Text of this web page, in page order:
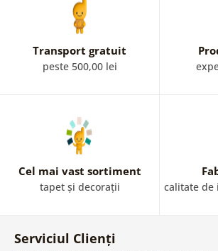
Transport gratuit
peste 500,00 lei
Cel mai vast sortiment
tapet și decorații calitate de
Serviciul Clienți